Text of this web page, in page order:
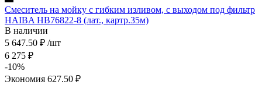
Смеситель на мойку с гибким изливом, с выходом под фильтр
HAIBA HB76822-8 (лат., картр.35м)
В наличии
5 647.50 ₽ /шт
6 275 ₽
-10%
Экономия 627.50 ₽